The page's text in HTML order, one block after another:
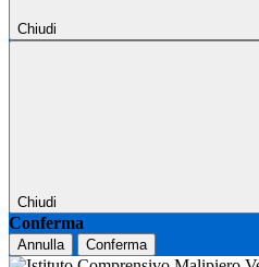
Chiudi
Chiudi
Conferma
Annulla Conferma